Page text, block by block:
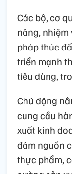
Các bộ, cơ
năng,
pháp thúc
triển mạnh
tiêu dùng,
Chủ động
cung cầu
xuất kinh
đảm nguồn
thực phẩm,